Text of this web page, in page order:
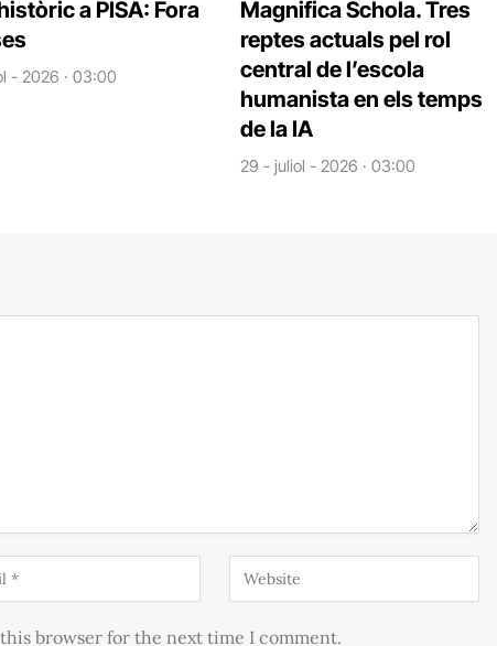
a PISA: Fora
- 2026 · 03:00
Magnifica Schola. Tres
reptes actuals pel rol
central de l’escola
humanista en els temps
de la IA
29 - juliol - 2026 · 03:00
browser for the next time I comment.